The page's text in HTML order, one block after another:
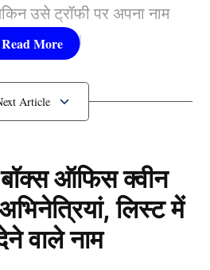
उसे ट्रॉफी पर अपना नाम
नहीं हुआ है।
(IPL 2025) में भी आरसीबी का
चकनाचूर होता नजर आ रहा है।
फेरेगा किए कराए पर
ऑफिस क्वीन
लिस्ट में
वाले नाम